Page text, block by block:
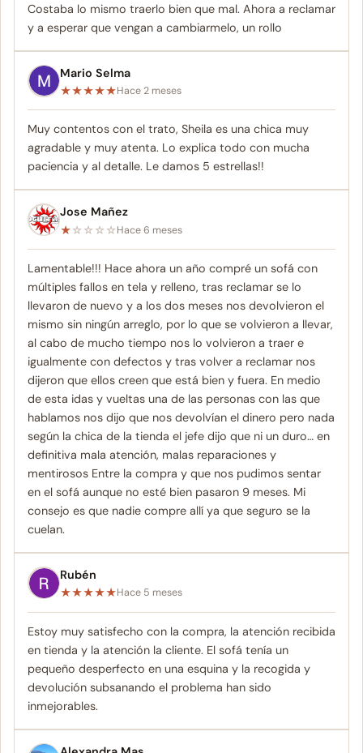
Costaba lo mismo traerlo bien que mal. Ahora a reclamar
y a esperar que vengan a cambiarmelo, un rollo
Mario Selma
★★★★★Hace 2 meses
Muy contentos con el trato, Sheila es una chica muy
agradable y muy atenta. Lo explica todo con mucha
paciencia y al detalle. Le damos 5 estrellas!!
Jose Mañez
★☆☆☆☆Hace 6 meses
Lamentable!!! Hace ahora un año compré un sofá con
múltiples fallos en tela y relleno, tras reclamar se lo
llevaron de nuevo y a los dos meses nos devolvieron el
mismo sin ningún arreglo, por lo que se volvieron a llevar,
al cabo de mucho tiempo nos lo volvieron a traer e
igualmente con defectos y tras volver a reclamar nos
dijeron que ellos creen que está bien y fuera. En medio
de esta idas y vueltas una de las personas con las que
hablamos nos dijo que nos devolvían el dinero pero nada
según la chica de la tienda el jefe dijo que ni un duro… en
definitiva mala atención, malas reparaciones y
mentirosos Entre la compra y que nos pudimos sentar
en el sofá aunque no esté bien pasaron 9 meses. Mi
consejo es que nadie compre allí ya que seguro se la
cuelan.
Rubén
★★★★★Hace 5 meses
Estoy muy satisfecho con la compra, la atención recibida
en tienda y la atención la cliente. El sofá tenía un
pequeño desperfecto en una esquina y la recogida y
devolución subsanando el problema han sido
inmejorables.